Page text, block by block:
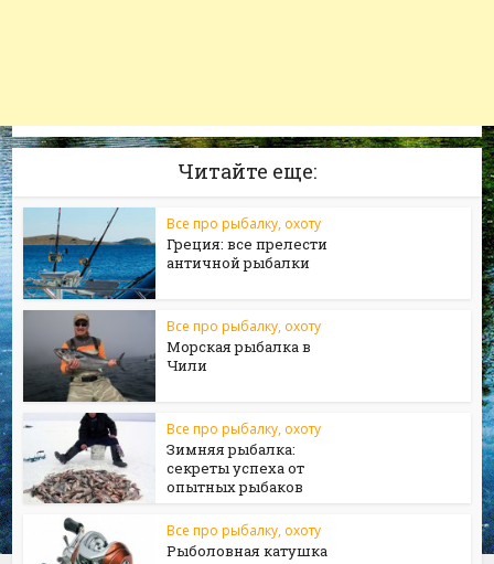
Читайте еще:
Все про рыбалку, охоту
Греция: все прелести
античной рыбалки
Все про рыбалку, охоту
Морская рыбалка в
Чили
Все про рыбалку, охоту
Зимняя рыбалка:
секреты успеха от
опытных рыбаков
Все про рыбалку, охоту
Рыболовная катушка